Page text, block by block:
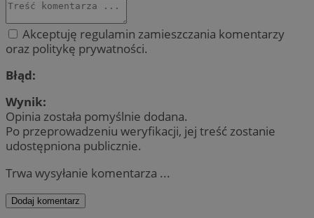
Akceptuję regulamin zamieszczania komentarzy
oraz politykę prywatności.
Błąd:
Wynik:
Opinia została pomyślnie dodana.
Po przeprowadzeniu weryfikacji, jej treść zostanie
udostępniona publicznie.
Trwa wysyłanie komentarza ...
Dodaj komentarz